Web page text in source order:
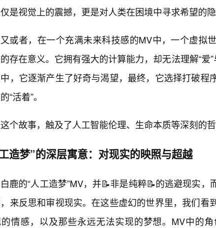
是视觉上的震撼，更是对人类在困境中寻求希望的隐
又或者，在一个充满未来科技感的MV中，一个虚拟
存在意义。它拥有强大的计算能力，却无法理解“爱
，它逐渐产生了好奇与渴望，最终，它选择打破程
“活着”。
这个故事，触及了人工智能伦理、生命本质等深刻的
造梦”的深层寓意：对现实的映照与超越
白鹿的“人工造梦”MV，并📝非是纯粹📝的逃避现实，
来反思和审视现实。在这些虚幻的世界里，我们看
情感，以及那些永远无法实现的梦想。MV中的